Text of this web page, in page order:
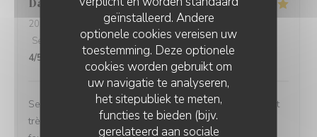
geïnstalleerd. Andere
optionele cookies vereisen uw
toestemming. Deze optionele
cookies worden gebruikt om
uw navigatie te analyseren,
het sitepubliek te meten,
functies te bieden (bijv.
gerelateerd aan sociale
David
2026-08-04
- 12:30 - Gasten 5
Service
/5 Atmosfeer :5/5 Keuken: 5/5 Kwaliteit / Prijs
4/5
Service impeccable et convivial. Nourriture excellente et
très copieuse. Je recommande particulièrement le mille